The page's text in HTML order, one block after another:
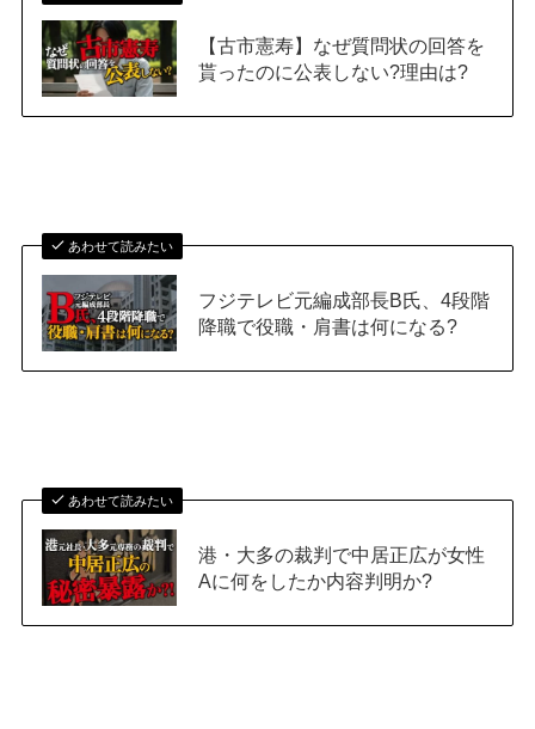
【古市憲寿】なぜ質問状の回答を
貰ったのに公表しない?理由は?
あわせて読みたい
フジテレビ元編成部長B氏、4段階
降職で役職・肩書は何になる?
あわせて読みたい
港・大多の裁判で中居正広が女性
Aに何をしたか内容判明か?